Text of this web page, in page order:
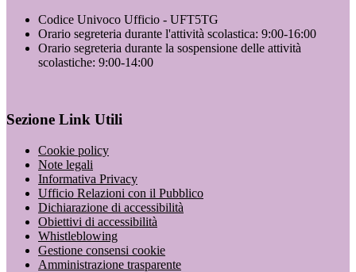
Codice Univoco Ufficio - UFT5TG
Orario segreteria durante l'attività scolastica: 9:00-16:00
Orario segreteria durante la sospensione delle attività
scolastiche: 9:00-14:00
Sezione Link Utili
Cookie policy
Note legali
Informativa Privacy
Ufficio Relazioni con il Pubblico
Dichiarazione di accessibilità
Obiettivi di accessibilità
Whistleblowing
Gestione consensi cookie
Amministrazione trasparente